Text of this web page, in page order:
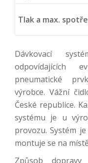
Tlak a max.
Dávkovací
odpovídajících
pneumatické
výrobce. Vážní
České republice.
systému je u
provozu. Systém
montuje se na
Způsob